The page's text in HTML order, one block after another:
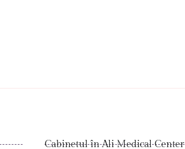
Cabinetul în Ali Medical Center